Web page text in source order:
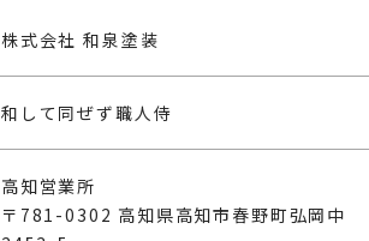
株式会社 和泉塗装
和して同ぜず職人侍
高知営業所
〒781-0302 高知県高知市春野町弘岡中